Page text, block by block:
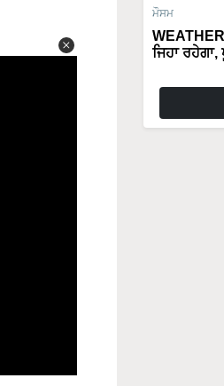
ਮੌਸਮ
ਜਿਹਾ ਰਹੇਗਾ,